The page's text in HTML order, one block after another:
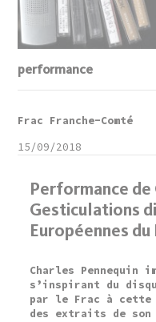
performance
Performance de
Gesticulations
Européennes
Charles Pennequin
s’inspirant du
par le Frac à
des extraits de
Frac Franche-Comté
15/09/2018